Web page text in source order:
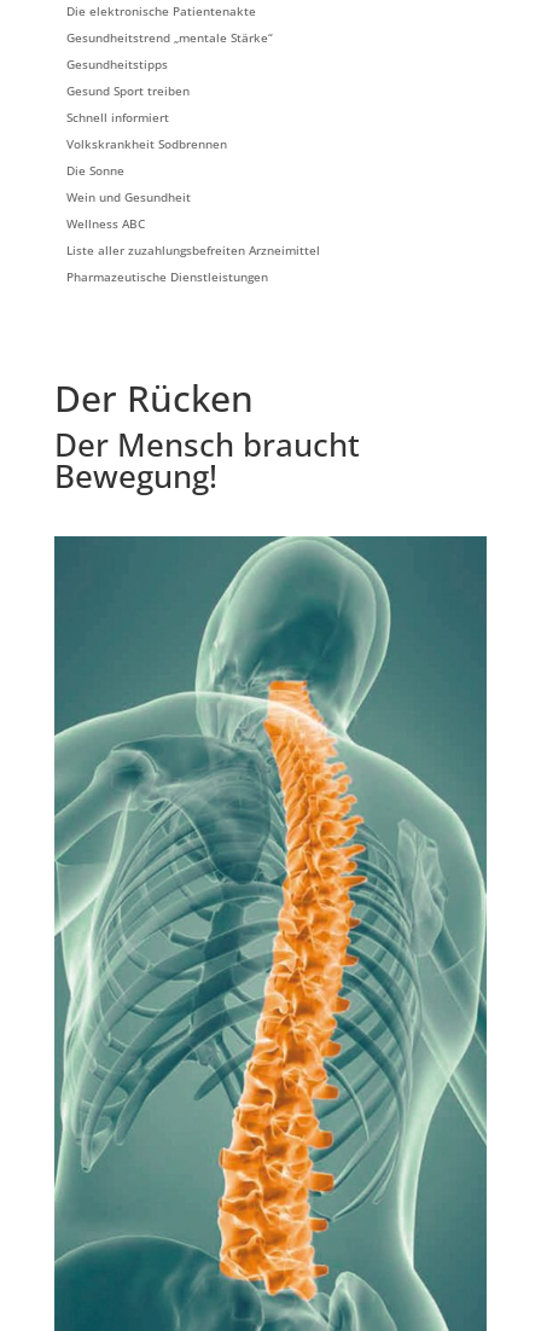
Die elektronische Patientenakte
Gesundheitstrend „mentale Stärke“
Gesundheitstipps
Gesund Sport treiben
Schnell informiert
Volkskrankheit Sodbrennen
Die Sonne
Wein und Gesundheit
Wellness ABC
Liste aller zuzahlungsbefreiten Arzneimittel
Pharmazeutische Dienstleistungen
Der Rücken
Der Mensch braucht
Bewegung!